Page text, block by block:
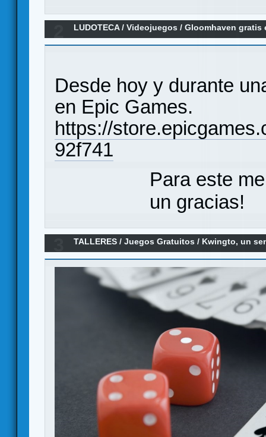
LUDOTECA/Videojuegos /Gloomhaven gratis
Desde hoy y durante
en Epic Games.
https://
92f741
Para este
un gracias!
TALLERES /Juegos Gratuitos/ Kwingto, un